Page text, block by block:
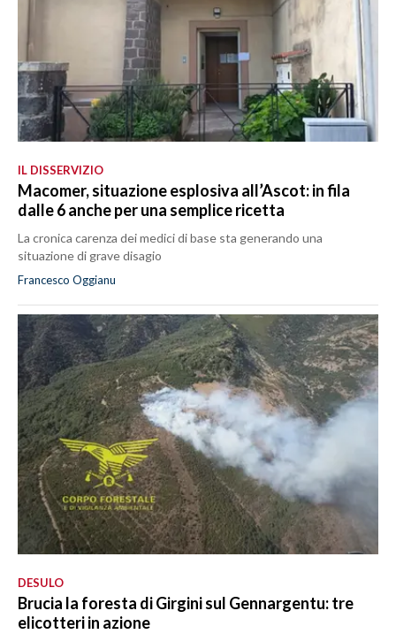
IL DISSERVIZIO
Macomer, situazione esplosiva all’Ascot: in fila
dalle 6 anche per una semplice ricetta
La cronica carenza dei medici di base sta generando una
situazione di grave disagio
Francesco Oggianu
DESULO
Brucia la foresta di Girgini sul Gennargentu: tre
elicotteri in azione